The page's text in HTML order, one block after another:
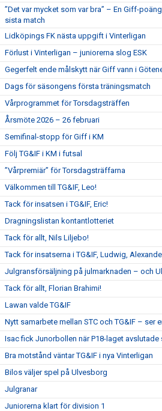
”Det var mycket som var bra” – En Giff-
sista match
Lidköpings FK nästa uppgift i Vinterligan
Förlust i Vinterligan – juniorerna slog ESK
Gegerfelt ende målskytt när Giff vann i
Dags för säsongens första träningsmatch
Vårprogrammet för Torsdagsträffen
Årsmöte 2026 – 26 februari
Semifinal-stopp för Giff i KM
Följ TG&IF i KM i futsal
”Vårpremiär” för Torsdagsträffarna
Välkommen till TG&IF, Leo!
Tack för insatsen i TG&IF, Eric!
Dragningslistan kontantlotteriet
Tack för allt, Nils Liljebo!
Tack för insatserna i TG&IF, Ludwig,
Julgransförsäljning på julmarknaden – och
Tack för allt, Florian Brahimi!
Lawan valde TG&IF
Nytt samarbete mellan STC och TG&IF – ser
Isac fick Junorbollen när P18-laget avslutade
Bra motstånd väntar TG&IF i nya Vinterligan
Bilos väljer spel på Ulvesborg
Julgranar
Juniorerna klart för division 1